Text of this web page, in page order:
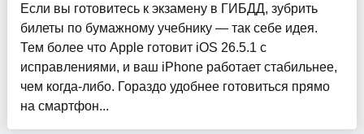
Если вы готовитесь к экзамену в ГИБДД, зубрить
билеты по бумажному учебнику — так себе идея.
Тем более что Apple готовит iOS 26.5.1 с
исправлениями, и ваш iPhone работает стабильнее,
чем когда-либо. Гораздо удобнее готовиться прямо
на смартфон...